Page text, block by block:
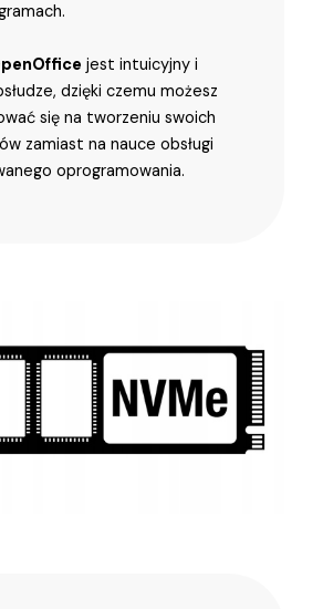
jest intuicyjny i
dzięki czemu możesz
się na tworzeniu swoich
zamiast na nauce obsługi
oprogramowania.